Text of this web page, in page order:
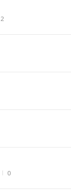
조회수
2
조회수
0